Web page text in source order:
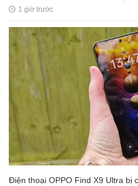
1 giờ trước
Điện thoại OPPO Find X9 Ultra bị